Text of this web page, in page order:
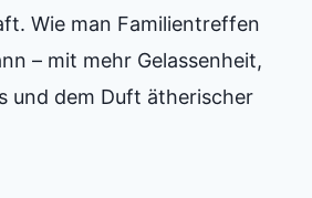
Wie man Familientreffen
– mit mehr Gelassenheit,
und dem Duft ätherischer